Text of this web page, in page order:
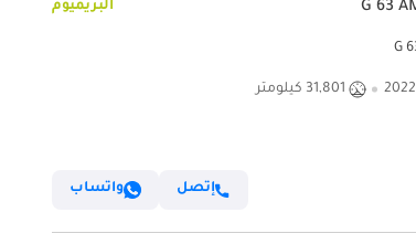
البريميوم
2022 31,801 كيلومتر
إتصل واتساب